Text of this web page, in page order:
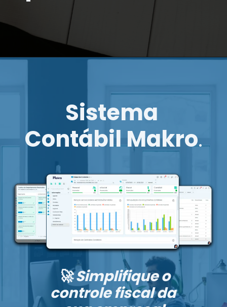
🚀 Simplifique o
controle fiscal da
Sistema
Contábil Makro.